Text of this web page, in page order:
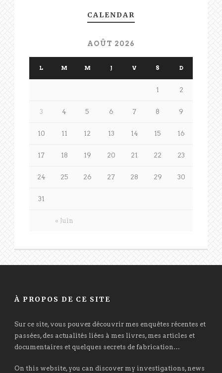
CALENDAR
AOÛT 2026
L M M J V S D
« Juin
1 2
3 4 5 6 7 8 9
10 11 12 13 14 15 16
17 18 19 20 21 22 23
24 25 26 27 28 29 30
31
À PROPOS DE CE SITE
Sur ce site, vous pouvez découvrir mes enquêtes récentes et
passées, des actualités liées à mes livres, mes articles et
documentaires et quelques secrets de fabrication…
On this website, you can discover my investigations, news